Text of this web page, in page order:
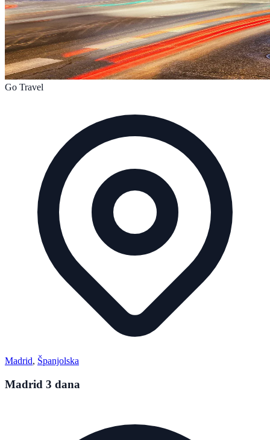
Go Travel
Madrid, Španjolska
Madrid 3 dana